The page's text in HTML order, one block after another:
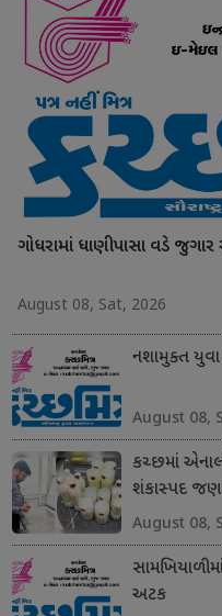
ગોધરામાં ધાણીપાસા વડે
August 08, Sat, 2026
નશામુક્ત
August 08,
કચ્છમાં
શંકાસ્પદ
August 08,
અટક